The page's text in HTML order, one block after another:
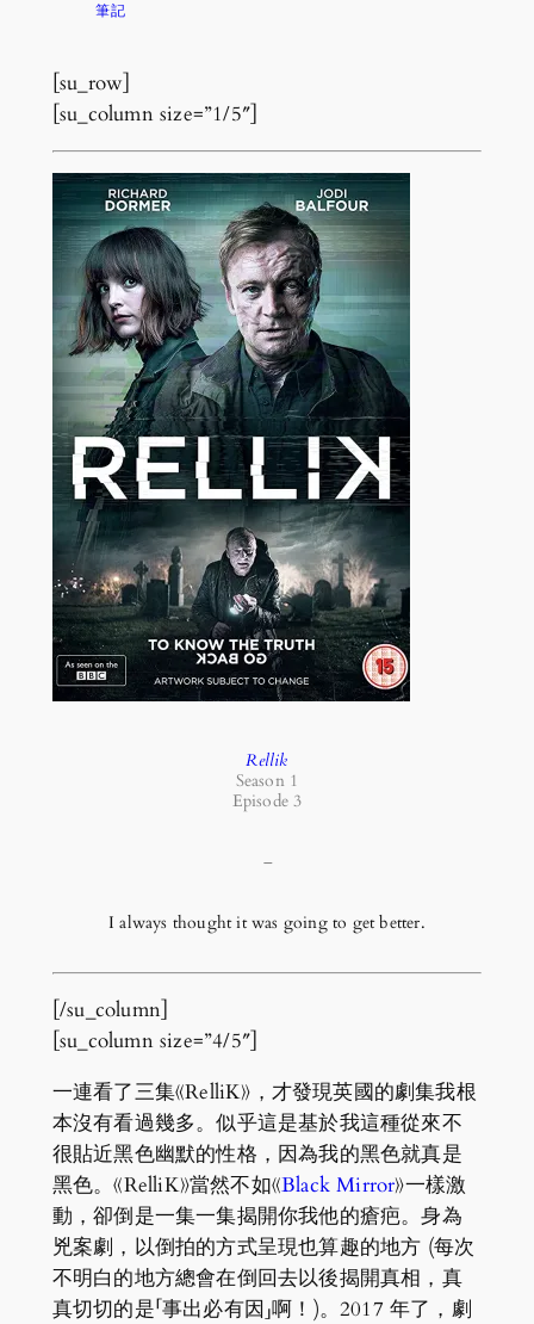
筆記
[su_row]
[su_column size=”1/5″]
Rellik
Season 1
Episode 3
–
I always thought it was going to get better.
[/su_column]
[su_column size=”4/5″]
一連看了三集《RelliK》，才發現英國的劇集我根
本沒有看過幾多。似乎這是基於我這種從來不
很貼近黑色幽默的性格，因為我的黑色就真是
黑色。《RelliK》當然不如《Black Mirror》一樣激
動，卻倒是一集一集揭開你我他的瘡疤。身為
兇案劇，以倒拍的方式呈現也算趣的地方 (每次
不明白的地方總會在倒回去以後揭開真相，真
真切切的是「事出必有因」啊！)。2017 年了，劇